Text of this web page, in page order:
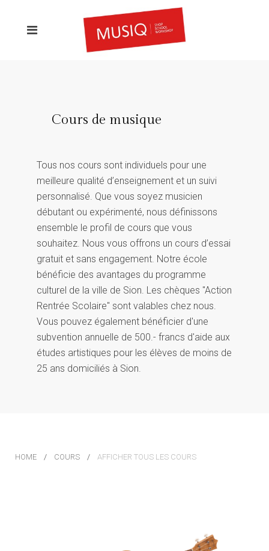
Cours de musique
Tous nos cours sont individuels pour une
meilleure qualité d’enseignement et un suivi
personnalisé. Que vous soyez musicien
débutant ou expérimenté, nous définissons
ensemble le profil de cours que vous
souhaitez. Nous vous offrons un cours d’essai
gratuit et sans engagement. Notre école
bénéficie des avantages du programme
culturel de la ville de Sion. Les chèques ''Action
Rentrée Scolaire'' sont valables chez nous.
Vous pouvez également bénéficier d'une
subvention annuelle de 500.- francs d'aide aux
études artistiques pour les élèves de moins de
25 ans domiciliés à Sion.
HOME COURS AFFICHER TOUS LES COURS